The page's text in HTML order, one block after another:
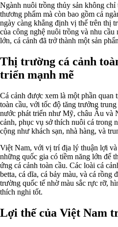
Ngành nuôi trồng thủy sản không chỉ
thương phẩm mà còn bao gồm cả
ngày càng khẳng định vị thế trên thị
của công nghệ nuôi trồng và nhu
lớn, cá cảnh đã trở thành một sản
Thị trường cá cảnh
triển mạnh mẽ
Cá cảnh được xem là một phần
toàn cầu, với tốc độ tăng trưởng
nước phát triển như Mỹ, châu Âu và
cảnh, phục vụ sở thích nuôi cá trong
cộng như khách sạn, nhà hàng, và
Việt Nam, với vị trí địa lý thuận lợi
những quốc gia có tiềm năng lớn để
ứng cá cảnh toàn cầu. Các loài cá
betta, cá dĩa, cá bảy màu, và cá rồng
trường quốc tế nhờ màu sắc rực rỡ,
thích nghi tốt.
Lợi thế của Việt Nam